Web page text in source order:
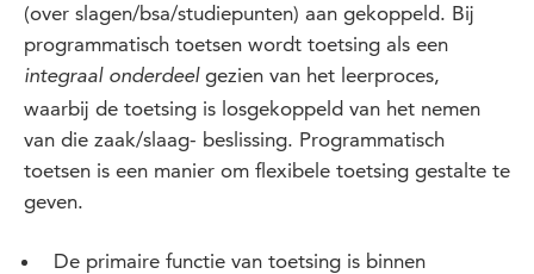
(over slagen/bsa/studiepunten) aan gekoppeld. Bij
programmatisch toetsen wordt toetsing als een
integraal onderdeelgezien van het leerproces,
waarbij de toetsing is losgekoppeld van het nemen
van die zaak/slaag- beslissing. Programmatisch
toetsen is een manier om flexibele toetsing gestalte te
geven.
De primaire functie van toetsing is binnen